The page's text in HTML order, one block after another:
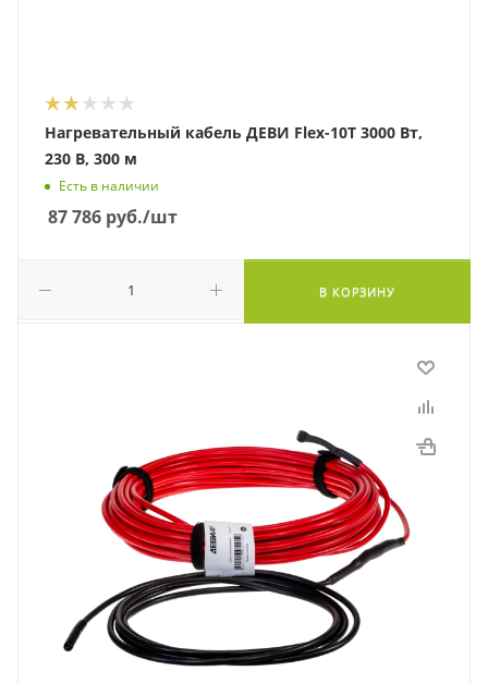
Нагревательный кабель ДЕВИ Flex-10T 3000 Вт,
230 В, 300 м
Есть в наличии
87 786 руб./шт
В КОРЗИНУ